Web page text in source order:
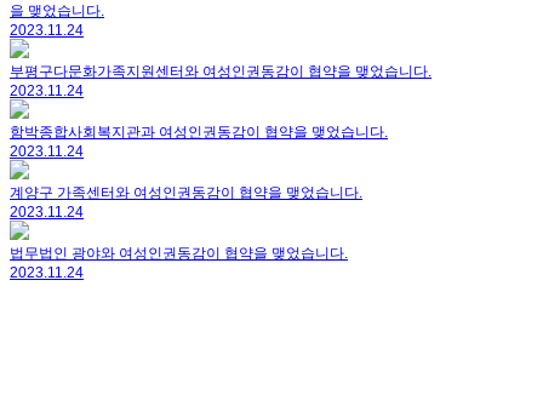
을 맺었습니다.
2023.11.24
부평구다문화가족지원센터와 여성인권동감이 협약을 맺었습니다.
2023.11.24
함박종합사회복지관과 여성인권동감이 협약을 맺었습니다.
2023.11.24
계양구 가족센터와 여성인권동감이 협약을 맺었습니다.
2023.11.24
법무법인 광야와 여성인권동감이 협약을 맺었습니다.
2023.11.24